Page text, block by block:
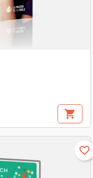
shopping_cart
favorite_border